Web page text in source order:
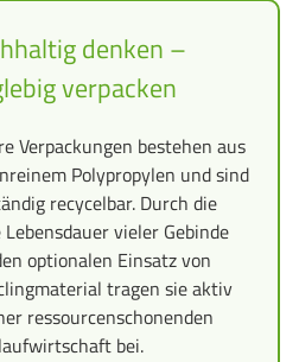
denken –
verpacken
Verpackungen bestehen aus
Polypropylen und sind
recycelbar. Durch die
Lebensdauer vieler Gebinde
optionalen Einsatz von
tragen sie aktiv
ressourcenschonenden
bei.